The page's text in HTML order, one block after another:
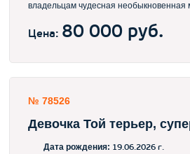
владельцам чудесная необыкновенная
гуляет на улице. Находится в МО доставка в Иоскву и в любой
город России
Цена: 80 000 руб.
№ 78526
Девочка Той терьер,
Дата рождения: 19.06.2026 г.